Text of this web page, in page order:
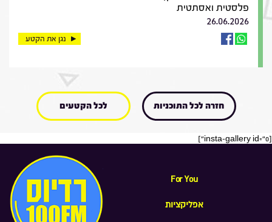
פלסטית ואסתטית
26.06.2026
נגן את הקטע
חזרה לכל התוכניות לכל הקטעים
[insta-gallery id="0"]
For You
אפליקציות